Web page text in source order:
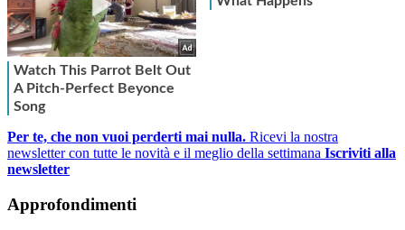
Per te, che non vuoi perderti mai nulla. Ricevi la nostra
newsletter con tutte le novità e il meglio della settimana Iscriviti alla
newsletter
Approfondimenti